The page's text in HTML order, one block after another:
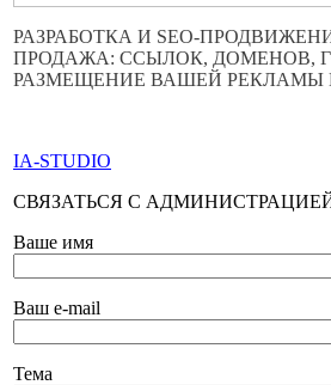
РАЗРАБОТКА И SEO-
ПРОДАЖА: ССЫЛОК, ДОМЕНОВ,
РАЗМЕЩЕНИЕ ВАШЕЙ
IA-STUDIO
СВЯЗАТЬСЯ С
Ваше имя
Ваш e-mail
Тема